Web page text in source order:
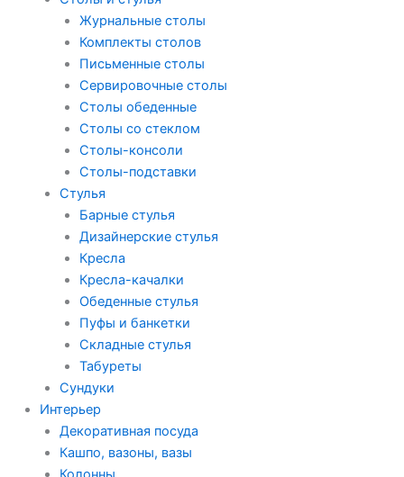
Журнальные столы
Комплекты столов
Письменные столы
Сервировочные столы
Столы обеденные
Столы со стеклом
Столы-консоли
Столы-подставки
Стулья
Барные стулья
Дизайнерские стулья
Кресла
Кресла-качалки
Обеденные стулья
Пуфы и банкетки
Складные стулья
Табуреты
Сундуки
Интерьер
Декоративная посуда
Кашпо, вазоны, вазы